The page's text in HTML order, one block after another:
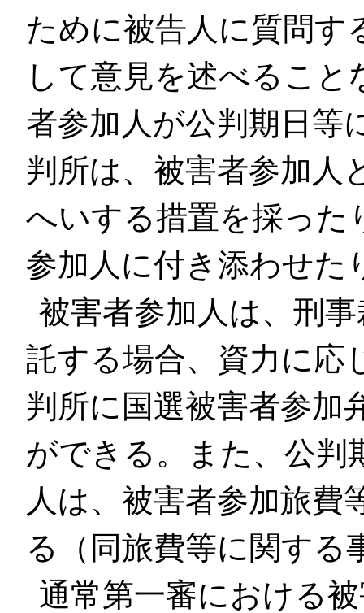
ために被告人に質問す
して意見を述べるこ
者参加人が公判期日等
判所は、被害者参加人
へいする措置を採った
参加人に付き添わせた
被害者参加人は、刑
託する場合、資力に応
判所に国選被害者参加
ができる。また、公判
人は、被害者参加旅費
る（同旅費等に関する
通常第一審における